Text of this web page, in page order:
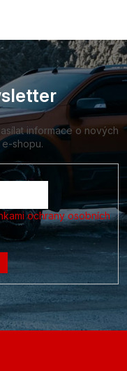
informace o nových
shopu.
ochrany osobních